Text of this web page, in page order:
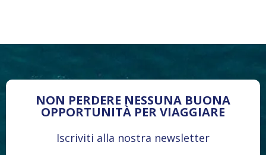
NON PERDERE NESSUNA BUONA
OPPORTUNITÀ PER VIAGGIARE
Iscriviti alla nostra newsletter